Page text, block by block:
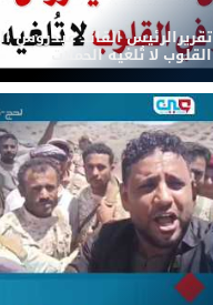
تقريرالرئيس القائد عيدروس
القلوب لا تُلغيه الحملات